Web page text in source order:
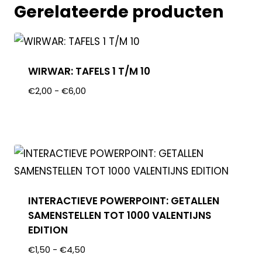
Gerelateerde producten
WIRWAR: TAFELS 1 T/M 10
€2,00 - €6,00
INTERACTIEVE POWERPOINT: GETALLEN
SAMENSTELLEN TOT 1000 VALENTIJNS
EDITION
€1,50 - €4,50